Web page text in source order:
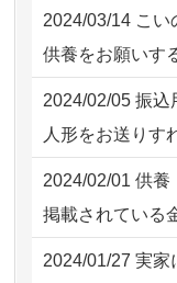
2026/07/30
2026/07/30
2026/07/18 大切
してくださ...
2026/07/15 子供
の雛人形で...
2026/07/15 お客
ただけそう...
2026/07/13 遠方
2024/03/14 こい
供養をお願いす
2024/02/05 振込
人形をお送りす
2024/02/01 供養
掲載されている
2024/01/27 実家